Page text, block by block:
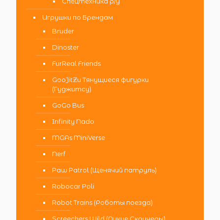
Игрушки по Брендам
Bruder
Dinoster
FurReal Friends
GooJitZu Тянущиеся фигурки
(Гуджитсу)
GoGo Bus
Infinity Nado
MGAs MiniVerse
Nerf
Paw Patrol (Щенячий патруль)
Robocar Poli
Robot Trains (Роботы поезда)